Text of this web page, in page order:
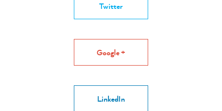
Twitter
Google +
LinkedIn